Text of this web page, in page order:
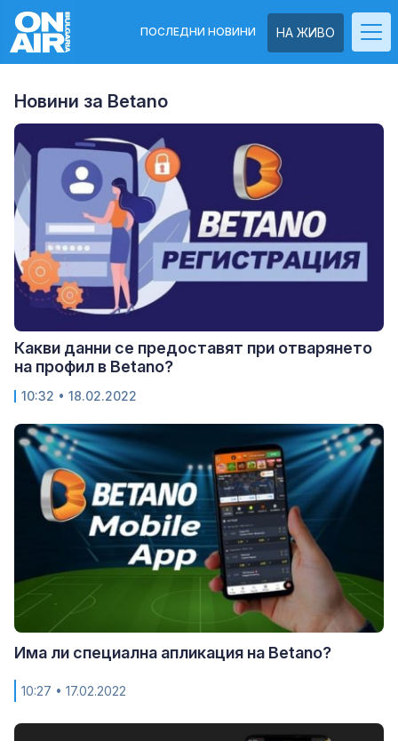
НА ЖИВО
ПОСЛЕДНИ НОВИНИ
Новини за Betano
Какви данни се предоставят при отварянето
на профил в Betano?
10:32 • 18.02.2022
Има ли специална апликация на Betano?
10:27 • 17.02.2022